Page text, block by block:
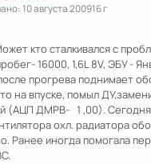
10 августа 200916 г
кто сталкивался с
16000, 1,6L 8V, ЭБУ -
прогрева поднимает
на впуске, помыл
(АЦП ДМРВ- 1 ,00). Сегодня
охл. радиатора
Ранее иногда помогала